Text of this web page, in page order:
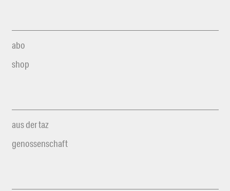
abo
shop
aus der taz
genossenschaft